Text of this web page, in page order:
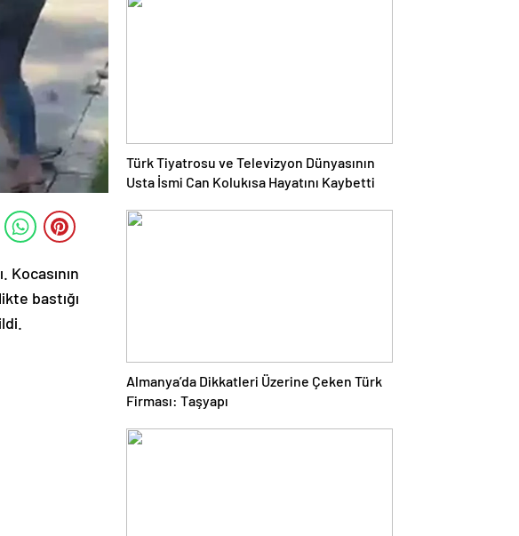
Kocasının
bastığı
Türk Tiyatrosu ve Televizyon Dünyasının
Usta İsmi Can Kolukısa Hayatını Kaybetti
Almanya’da Dikkatleri Üzerine Çeken Türk
Firması: Taşyapı